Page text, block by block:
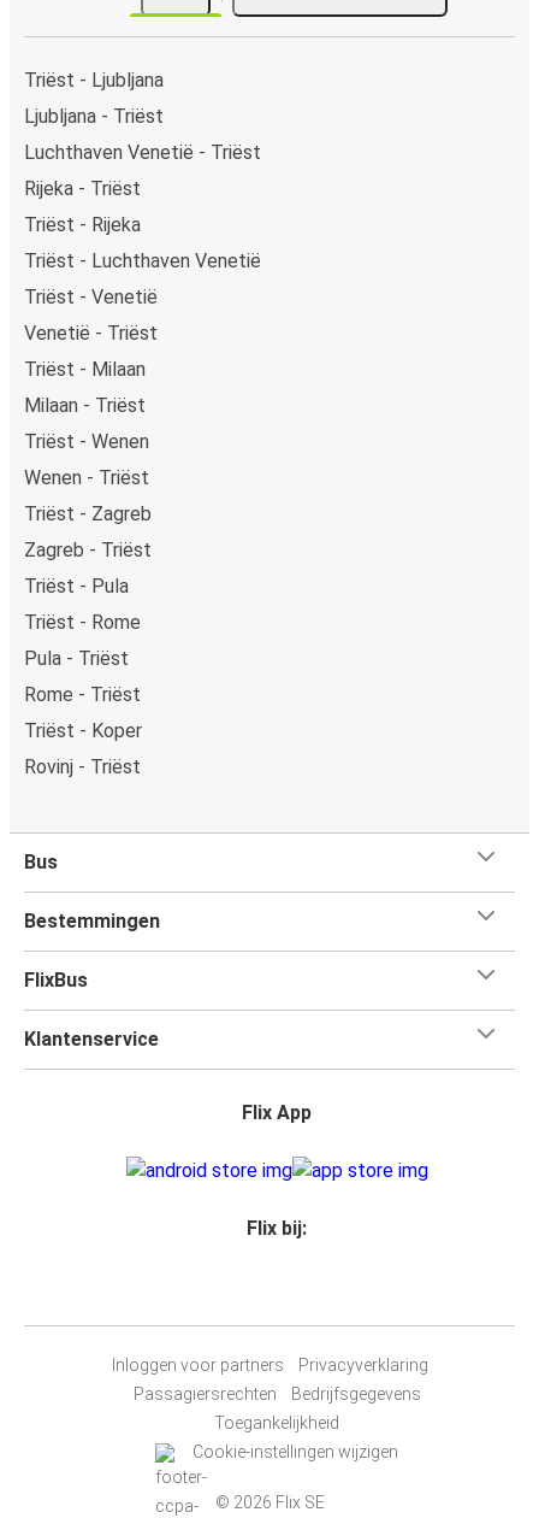
Triëst - Ljubljana
Ljubljana - Triëst
Luchthaven Venetië - Triëst
Rijeka - Triëst
Triëst - Rijeka
Triëst - Luchthaven Venetië
Triëst - Venetië
Venetië - Triëst
Triëst - Milaan
Milaan - Triëst
Triëst - Wenen
Wenen - Triëst
Triëst - Zagreb
Zagreb - Triëst
Triëst - Pula
Triëst - Rome
Pula - Triëst
Rome - Triëst
Triëst - Koper
Rovinj - Triëst
Bus
Bestemmingen
FlixBus
Klantenservice
Flix App
Flix bij:
Inloggen voor partners
Privacyverklaring
Passagiersrechten
Bedrijfsgegevens
Toegankelijkheid
Cookie-instellingen wijzigen
© 2026 Flix SE